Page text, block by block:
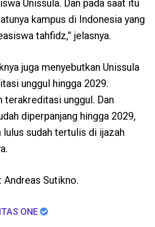
Unissula. Dan pada saat itu
kampus di Indonesia yang
tahfidz,” jelasnya.
juga menyebutkan Unissula
unggul hingga 2029.
terakreditasi unggul. Dan
diperpanjang hingga 2029,
lulus sudah tertulis di ijazah
Sutikno.
ONE